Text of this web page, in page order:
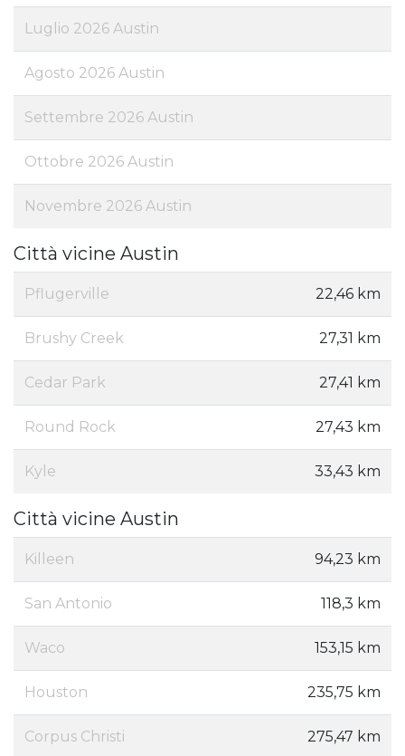
Luglio 2026 Austin
Agosto 2026 Austin
Settembre 2026 Austin
Ottobre 2026 Austin
Novembre 2026 Austin
Città vicine Austin
Pflugerville 22,46 km
Brushy Creek 27,31 km
Cedar Park 27,41 km
Round Rock 27,43 km
Kyle 33,43 km
Città vicine Austin
Killeen 94,23 km
San Antonio 118,3 km
Waco 153,15 km
Houston 235,75 km
Corpus Christi 275,47 km